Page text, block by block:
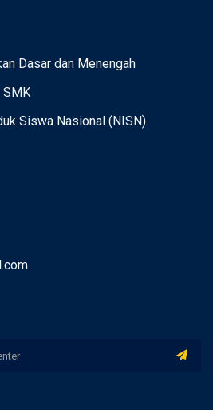
Dasar dan Menengah
SMK
Siswa Nasional (NISN)